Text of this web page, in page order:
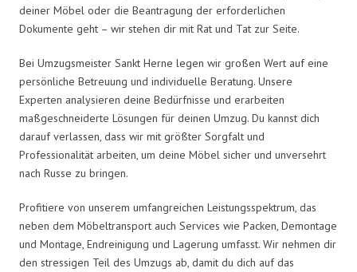
deiner Möbel oder die Beantragung der erforderlichen
Dokumente geht – wir stehen dir mit Rat und Tat zur Seite.
Bei Umzugsmeister Sankt Herne legen wir großen Wert auf eine
persönliche Betreuung und individuelle Beratung. Unsere
Experten analysieren deine Bedürfnisse und erarbeiten
maßgeschneiderte Lösungen für deinen Umzug. Du kannst dich
darauf verlassen, dass wir mit größter Sorgfalt und
Professionalität arbeiten, um deine Möbel sicher und unversehrt
nach Russe zu bringen.
Profitiere von unserem umfangreichen Leistungsspektrum, das
neben dem Möbeltransport auch Services wie Packen, Demontage
und Montage, Endreinigung und Lagerung umfasst. Wir nehmen dir
den stressigen Teil des Umzugs ab, damit du dich auf das